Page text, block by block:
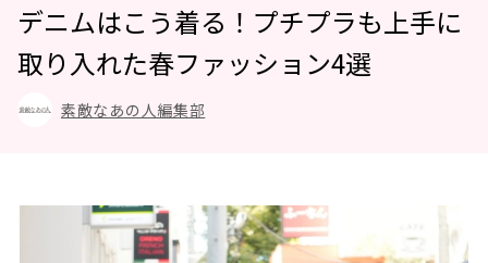
デニムはこう着る！プチプラも上手に
取り入れた春ファッション4選
素敵なあの人編集部